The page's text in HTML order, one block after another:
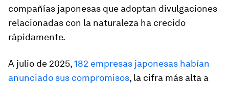
compañías japonesas que adoptan divulgaciones
relacionadas con la naturaleza ha crecido
rápidamente.
A julio de 2025,182 empresas japonesas habían
anunciado sus compromisos, la cifra más alta a